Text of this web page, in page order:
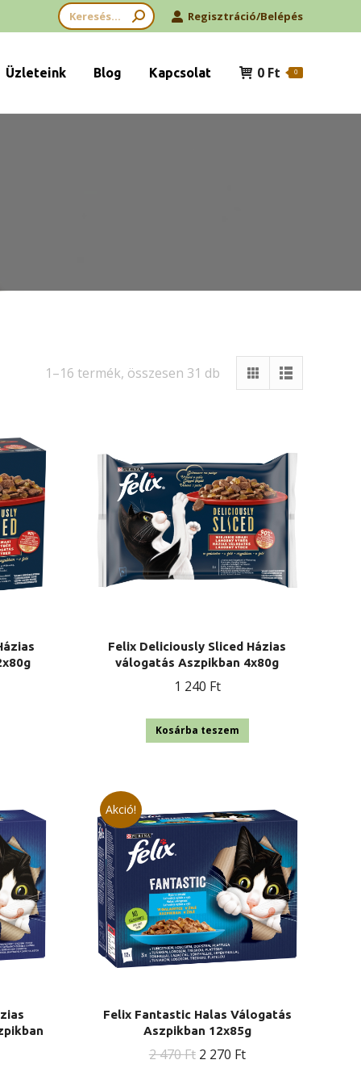
Search: Regisztráció/Belépés
Üzleteink Blog Kapcsolat 0 Ft 0
1–16 termék, összesen 31 db
Felix Deliciously Sliced Házias
válogatás Aszpikban 4x80g
1 240 Ft
Kosárba teszem
Akció!
Felix Fantastic Halas Válogatás
Aszpikban 12x85g
2 470Ft Original
2 270 FtCurrent